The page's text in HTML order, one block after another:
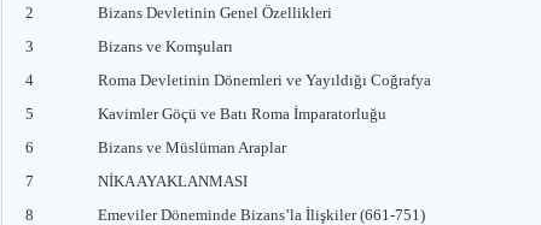
2
Bizans Devletinin Genel Özellikleri
3
Bizans ve Komşuları
4
Roma Devletinin Dönemleri ve Yayıldığı Coğrafya
5
Kavimler Göçü ve Batı Roma İmparatorluğu
6
Bizans ve Müslüman Araplar
7
NİKA AYAKLANMASI
8
Emeviler Döneminde Bizans’la İlişkiler (661-751)